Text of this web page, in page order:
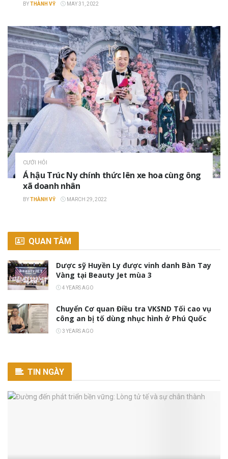
BYTHÀNH VỸ MAY 31, 2022
CƯỚI HỎI
Á hậu Trúc Ny chính thức lên xe hoa cùng ông
xã doanh nhân
BY THÀNH VỸ MARCH 29, 2022
QUAN TÂM
Dược sỹ Huyền Ly được vinh danh Bàn Tay
Vàng tại Beauty Jet mùa 3
4 YEARS AGO
Chuyển Cơ quan Điều tra VKSND Tối cao vụ
công an bị tố dùng nhục hình ở Phú Quốc
3 YEARS AGO
TIN NGÀY